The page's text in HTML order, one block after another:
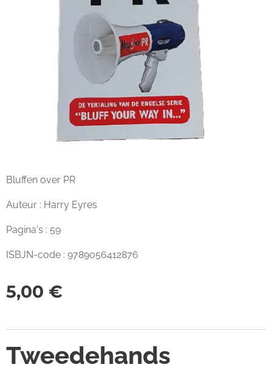
Bluffen over PR
Auteur : Harry Eyres
Pagina's : 59
ISBJN-code : 9789056412876
5,00 €
Tweedehands